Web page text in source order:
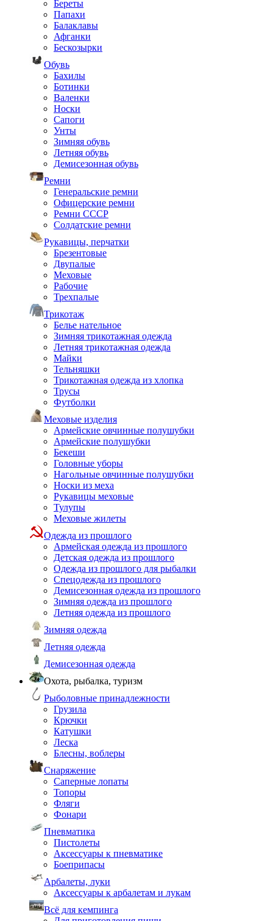
Береты
Папахи
Балаклавы
Афганки
Бескозырки
Обувь
Бахилы
Ботинки
Валенки
Носки
Сапоги
Унты
Зимняя обувь
Летняя обувь
Демисезонная обувь
Ремни
Генеральские ремни
Офицерские ремни
Ремни СССР
Солдатские ремни
Рукавицы, перчатки
Брезентовые
Двупалые
Меховые
Рабочие
Трехпалые
Трикотаж
Белье нательное
Зимняя трикотажная одежда
Летняя трикотажная одежда
Майки
Тельняшки
Трикотажная одежда из хлопка
Трусы
Футболки
Меховые изделия
Армейские овчинные полушубки
Армейские полушубки
Бекеши
Головные уборы
Нагольные овчинные полушубки
Носки из меха
Рукавицы меховые
Тулупы
Меховые жилеты
Одежда из прошлого
Армейская одежда из прошлого
Детская одежда из прошлого
Одежда из прошлого для рыбалки
Спецодежда из прошлого
Демисезонная одежда из прошлого
Зимняя одежда из прошлого
Летняя одежда из прошлого
Зимняя одежда
Летняя одежда
Демисезонная одежда
Охота, рыбалка, туризм
Рыболовные принадлежности
Грузила
Крючки
Катушки
Леска
Блесны, воблеры
Снаряжение
Саперные лопаты
Топоры
Фляги
Фонари
Пневматика
Пистолеты
Аксессуары к пневматике
Боеприпасы
Арбалеты, луки
Аксессуары к арбалетам и лукам
Всё для кемпинга